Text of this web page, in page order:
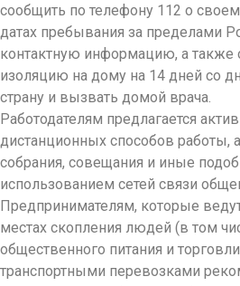
сообщить по телефону 112 о
датах пребывания за пределами
контактную информацию, а также
изоляцию на дому на 14 дней со
страну и вызвать домой врача.
Работодателям предлагается
дистанционных способов работы,
собрания, совещания и иные
использованием сетей связи
Предпринимателям, которые
местах скопления людей (в том
общественного питания и
транспортными перевозками